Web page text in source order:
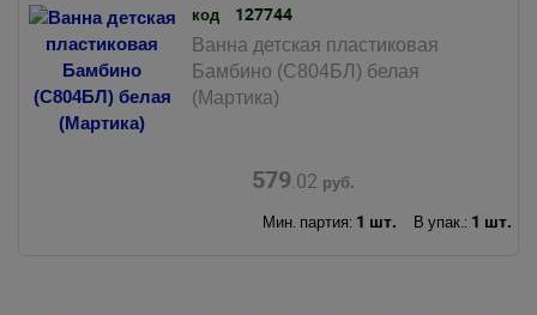
код 127744
Ванна детская пластиковая
Бамбино (С804БЛ) белая
(Мартика)
579.02 руб.
Мин. партия: 1 шт. В упак.: 1 шт.